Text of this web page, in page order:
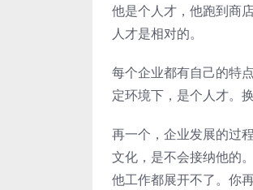
他是个人才，他跑到商
人才是相对的。
每个企业都有自己的特
定环境下，是个人才。
再一个，企业发展的过
文化，是不会接纳他的
他工作都展开不了。你